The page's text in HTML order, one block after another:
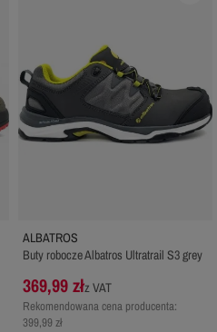
ALBATROS
Buty robocze Albatros Ultratrail S3 grey
369,99 złz VAT
Rekomendowana cena producenta:
399,99 zł